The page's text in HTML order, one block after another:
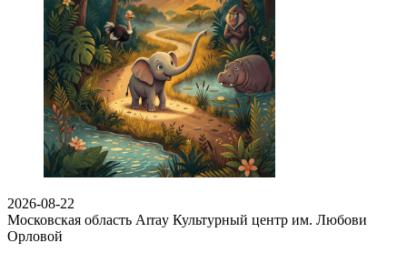
2026-08-22
Московская область Array Культурный центр им. Любови
Орловой